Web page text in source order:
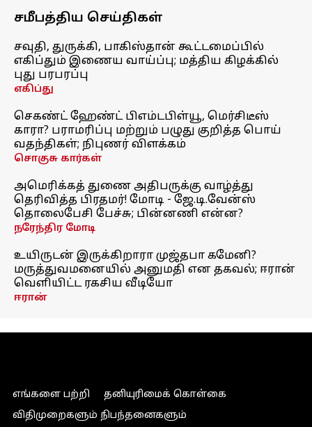
சமீபத்திய செய்திகள்
சவுதி, துருக்கி, பாகிஸ்தான் கூட்டமைப்பில்
எகிப்தும் இணைய வாய்ப்பு; மத்திய கிழக்கில்
புது பரபரப்பு
எகிப்து
செகண்ட் ஹேண்ட் பிஎம்டபிள்யூ, மெர்சிடீஸ்
காரா? பராமரிப்பு மற்றும் பழுது குறித்த பொய்
வதந்திகள்; நிபுணர் விளக்கம்
சொகுசு கார்கள்
அமெரிக்கத் துணை அதிபருக்கு வாழ்த்து
தெரிவித்த பிரதமர்! மோடி - ஜே.டி.வேன்ஸ்
தொலைபேசி பேச்சு; பின்னணி என்ன?
நரேந்திர மோடி
உயிருடன் இருக்கிறாரா முஜ்தபா கமேனி?
மருத்துவமனையில் அனுமதி என தகவல்; ஈரான்
வெளியிட்ட ரகசிய வீடியோ
ஈரான்
எங்களை பற்றி
தனியுரிமைக் கொள்கை
விதிமுறைகளும் நிபந்தனைகளும்